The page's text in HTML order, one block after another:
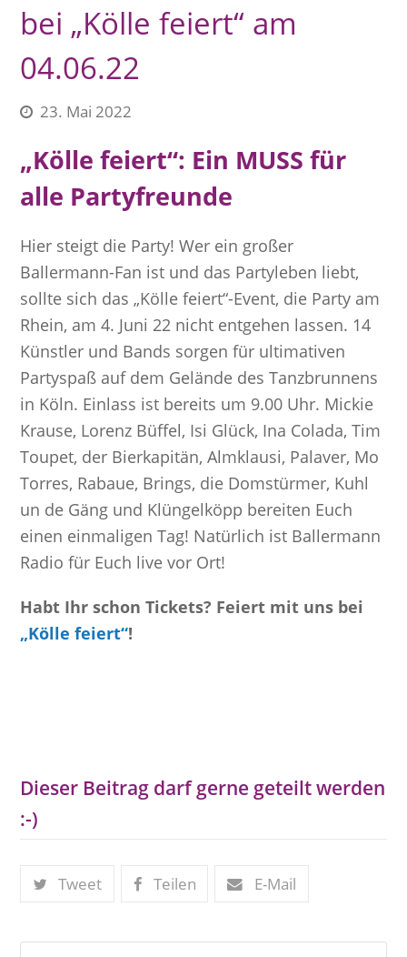
bei „Kölle feiert“ am
04.06.22
23. Mai 2022
„Kölle feiert“: Ein MUSS für
alle Partyfreunde
Hier steigt die Party! Wer ein großer
Ballermann-Fan ist und das Partyleben liebt,
sollte sich das „Kölle feiert“-Event, die Party am
Rhein, am 4. Juni 22 nicht entgehen lassen. 14
Künstler und Bands sorgen für ultimativen
Partyspaß auf dem Gelände des Tanzbrunnens
in Köln. Einlass ist bereits um 9.00 Uhr. Mickie
Krause, Lorenz Büffel, Isi Glück, Ina Colada, Tim
Toupet, der Bierkapitän, Almklausi, Palaver, Mo
Torres, Rabaue, Brings, die Domstürmer, Kuhl
un de Gäng und Klüngelköpp bereiten Euch
einen einmaligen Tag! Natürlich ist Ballermann
Radio für Euch live vor Ort!
Habt Ihr schon Tickets? Feiert mit uns bei
„Kölle feiert“!
Dieser Beitrag darf gerne geteilt werden
:-)
Tweet Teilen E-Mail